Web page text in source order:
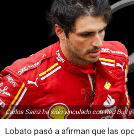
Carlos Sainz ha sido vinculado con Red Bull
Lobato pasó a afirman que las